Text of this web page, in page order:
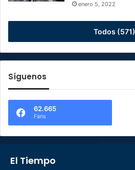
enero 5, 2022
Todos (571)
Síguenos
62.665
Fans
El Tiempo